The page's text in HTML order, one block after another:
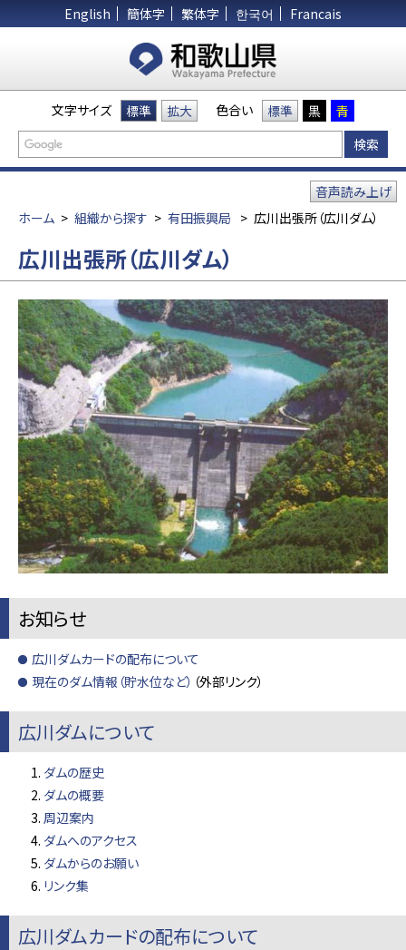
English 簡体字 繁体字 한국어 Francais
文字サイズ 標準 拡大 色合い 標準 黒 青
ホーム > 組織から探す > 有田振興局 > 広川出張所（広川ダム）
音声読み上げ
広川出張所（広川ダム）
お知らせ
広川ダムカードの配布について
現在のダム情報（貯水位など） （外部リンク）
広川ダムについて
ダムの歴史
ダムの概要
周辺案内
ダムへのアクセス
ダムからのお願い
リンク集
広川ダムカードの配布について